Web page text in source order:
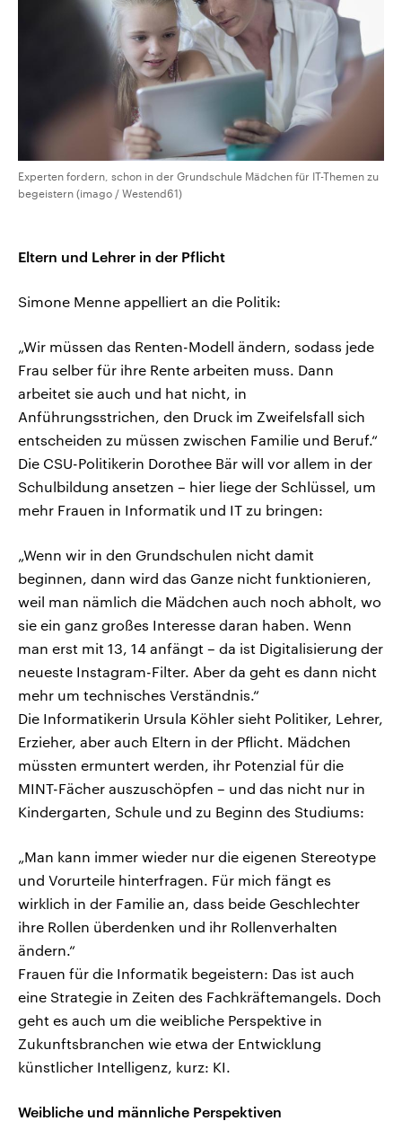
Experten fordern, schon in der Grundschule Mädchen für IT-Themen zu
begeistern (imago / Westend61)
Eltern und Lehrer in der Pflicht
Simone Menne appelliert an die Politik:
„Wir müssen das Renten-Modell ändern, sodass jede
Frau selber für ihre Rente arbeiten muss. Dann
arbeitet sie auch und hat nicht, in
Anführungsstrichen, den Druck im Zweifelsfall sich
entscheiden zu müssen zwischen Familie und Beruf.“
Die CSU-Politikerin Dorothee Bär will vor allem in der
Schulbildung ansetzen – hier liege der Schlüssel, um
mehr Frauen in Informatik und IT zu bringen:
„Wenn wir in den Grundschulen nicht damit
beginnen, dann wird das Ganze nicht funktionieren,
weil man nämlich die Mädchen auch noch abholt, wo
sie ein ganz großes Interesse daran haben. Wenn
man erst mit 13, 14 anfängt – da ist Digitalisierung der
neueste Instagram-Filter. Aber da geht es dann nicht
mehr um technisches Verständnis.“
Die Informatikerin Ursula Köhler sieht Politiker, Lehrer,
Erzieher, aber auch Eltern in der Pflicht. Mädchen
müssten ermuntert werden, ihr Potenzial für die
MINT-Fächer auszuschöpfen – und das nicht nur in
Kindergarten, Schule und zu Beginn des Studiums:
„Man kann immer wieder nur die eigenen Stereotype
und Vorurteile hinterfragen. Für mich fängt es
wirklich in der Familie an, dass beide Geschlechter
ihre Rollen überdenken und ihr Rollenverhalten
ändern.“
Frauen für die Informatik begeistern: Das ist auch
eine Strategie in Zeiten des Fachkräftemangels. Doch
geht es auch um die weibliche Perspektive in
Zukunftsbranchen wie etwa der Entwicklung
künstlicher Intelligenz, kurz: KI.
Weibliche und männliche Perspektiven